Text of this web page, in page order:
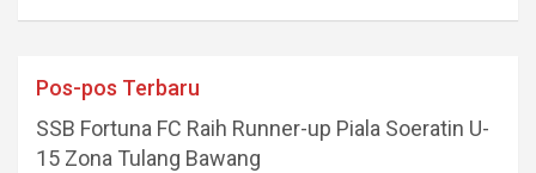
Pos-pos Terbaru
SSB Fortuna FC Raih Runner-up Piala Soeratin U-
15 Zona Tulang Bawang